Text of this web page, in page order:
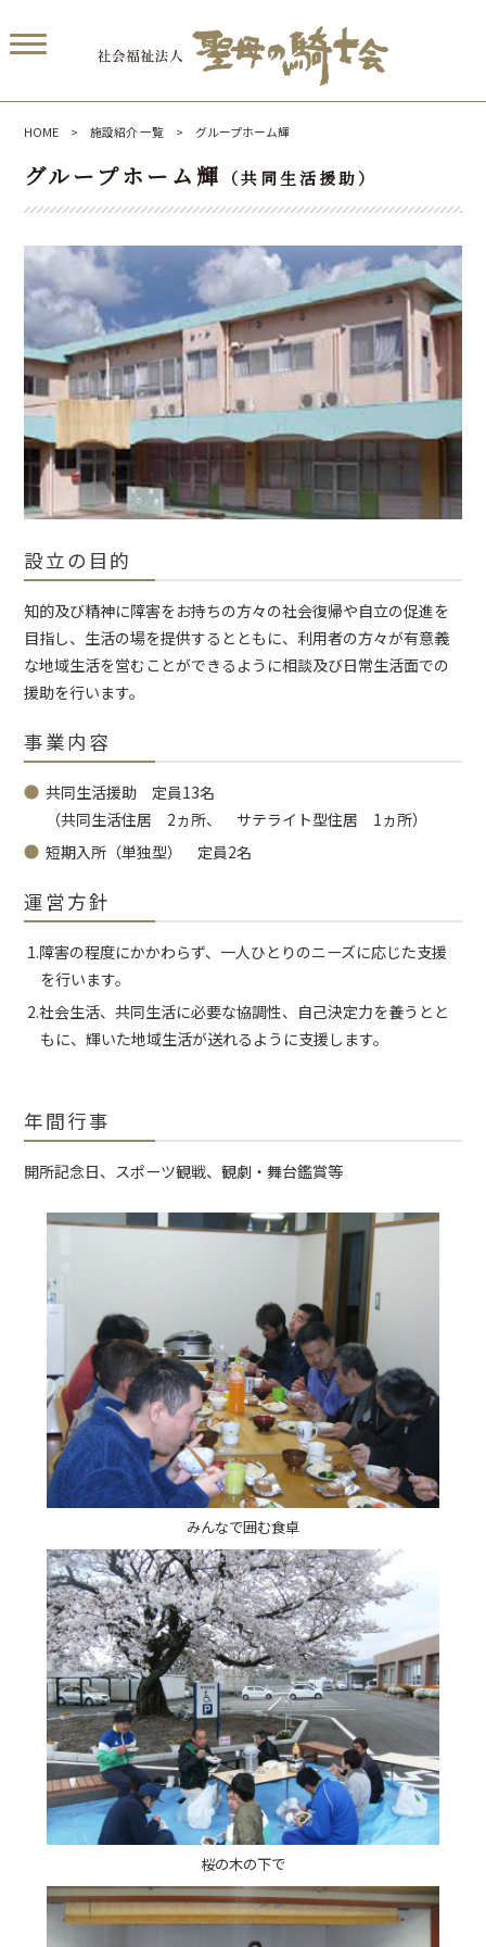
HOME >施設紹介 一覧 > グループホーム輝
グループホーム輝 （共同生活援助）
設立の目的
知的及び精神に障害をお持ちの方々の社会復帰や自立の促進を
目指し、生活の場を提供するとともに、利用者の方々が有意義
な地域生活を営むことができるように相談及び日常生活面での
援助を行います。
事業内容
共同生活援助 定員13名
（共同生活住居 2ヵ所、 サテライト型住居 1ヵ所）
短期入所（単独型） 定員2名
運営方針
1.障害の程度にかかわらず、一人ひとりのニーズに応じた支援
を行います。
2.社会生活、共同生活に必要な協調性、自己決定力を養うとと
もに、輝いた地域生活が送れるように支援します。
年間行事
開所記念日、スポーツ観戦、観劇・舞台鑑賞等
みんなで囲む食卓
桜の木の下で